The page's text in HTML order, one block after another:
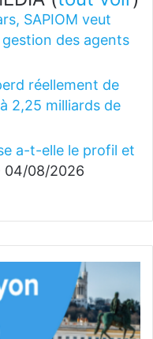
SAPIOM veut
des agents
réellement de
2,25 milliards de
a-t-elle le profil et
04/08/2026